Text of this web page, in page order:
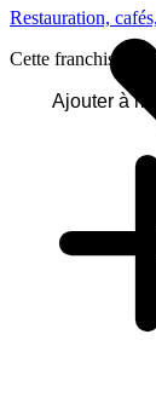
Restauration,
Cette franchise
Ajouter à